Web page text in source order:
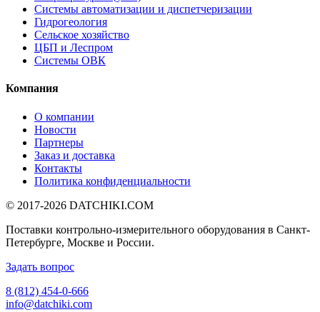
Системы автоматизации и диспетчеризации
Гидрогеология
Сельское хозяйство
ЦБП и Леспром
Системы ОВК
Компания
О компании
Новости
Партнеры
Заказ и доставка
Контакты
Политика конфиденциальности
© 2017-2026 DATCHIKI.COM
Поставки контрольно-измерительного оборудования в Санкт-
Петербурге, Москве и России.
Задать вопрос
8 (812) 454-0-666
info@datchiki.com